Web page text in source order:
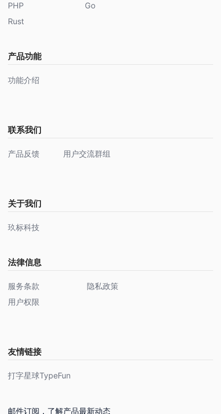
PHP
Go
Rust
产品功能
功能介绍
联系我们
产品反馈 用户交流群组
关于我们
玖标科技
法律信息
服务条款
隐私政策
用户权限
友情链接
打字星球TypeFun
邮件订阅，了解产品最新动态